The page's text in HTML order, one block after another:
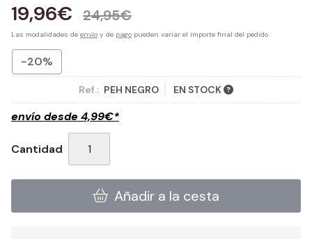
19,96€ 24,95€
Las modalidades de envío y de pago pueden variar el importe final del pedido.
-20%
Ref.: PEH NEGRO EN STOCK
envío desde 4,99€*
Cantidad
Añadir a la cesta